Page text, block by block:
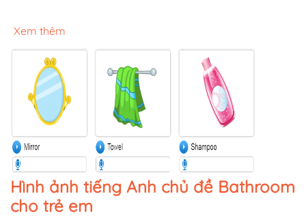
Xem thêm
Hình ảnh tiếng Anh chủ đề Bathroom
cho trẻ em